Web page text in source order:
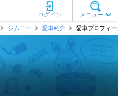
メニュー
ログイン
ジムニー 愛車紹介 愛車プロフィ